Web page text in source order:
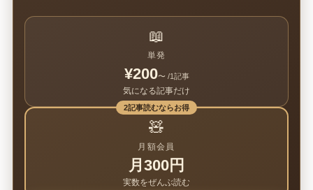
📖
単発
¥200〜 /1記事
気になる記事だけ
2記事読むならお得
🧸
月額会員
月300円
実数をぜんぶ読む